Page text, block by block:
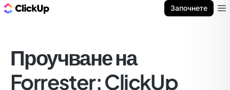
Започнете
Проучване на
Forrester: ClickUp